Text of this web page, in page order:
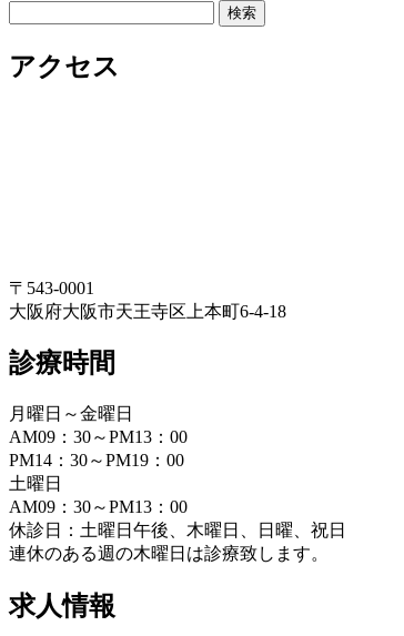
アクセス
〒543-0001
大阪府大阪市天王寺区上本町6-4-18
診療時間
月曜日～金曜日
AM09：30～PM13：00
PM14：30～PM19：00
土曜日
AM09：30～PM13：00
休診日：土曜日午後、木曜日、日曜、祝日
連休のある週の木曜日は診療致します。
求人情報